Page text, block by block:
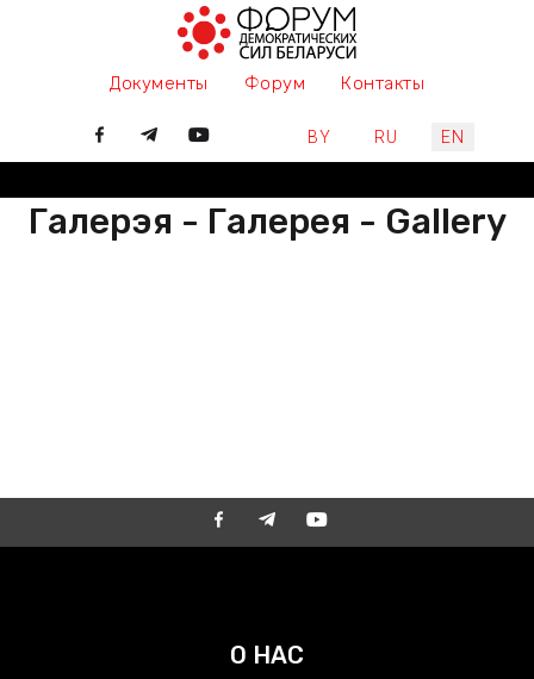
Документы Форум Контакты
Select your language
BY RU EN
Галерэя - Галерея - Gallery
О НАС